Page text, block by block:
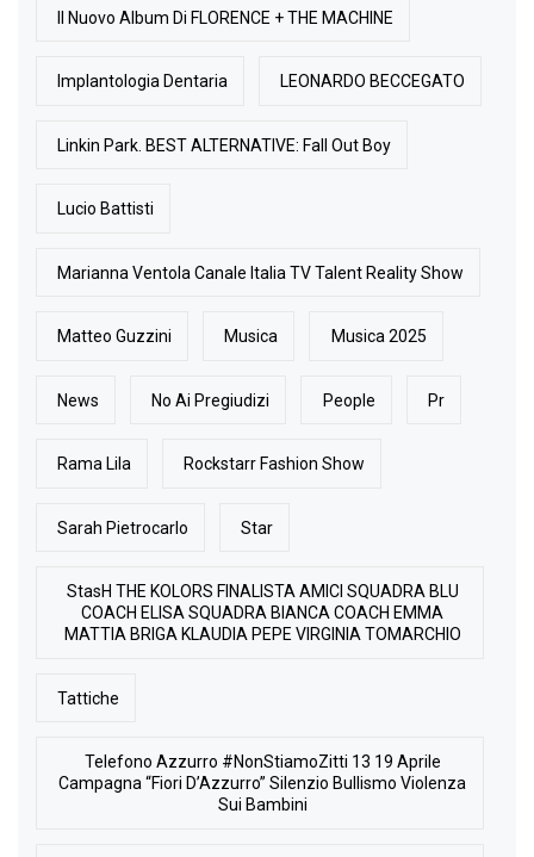
Il Nuovo Album Di FLORENCE + THE MACHINE
Implantologia Dentaria LEONARDO BECCEGATO
Linkin Park. BEST ALTERNATIVE: Fall Out Boy
Lucio Battisti
Marianna Ventola Canale Italia TV Talent Reality Show
Matteo Guzzini Musica Musica 2025
News No Ai Pregiudizi People Pr
Rama Lila Rockstarr Fashion Show
Sarah Pietrocarlo Star
StasH THE KOLORS FINALISTA AMICI SQUADRA BLU
COACH ELISA SQUADRA BIANCA COACH EMMA
MATTIA BRIGA KLAUDIA PEPE VIRGINIA TOMARCHIO
Tattiche
Telefono Azzurro #NonStiamoZitti 13 19 Aprile
Campagna “Fiori D’Azzurro” Silenzio Bullismo Violenza
Sui Bambini